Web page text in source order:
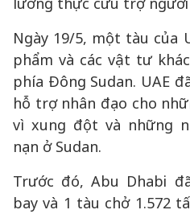
Ngày 19/5, một tàu của
phẩm và các vật tư
phía Đông Sudan. UAE
hỗ trợ nhân đạo cho
vì xung đột và những
nạn ở Sudan.
Trước đó, Abu Dhabi
bay và 1 tàu chở 1.572